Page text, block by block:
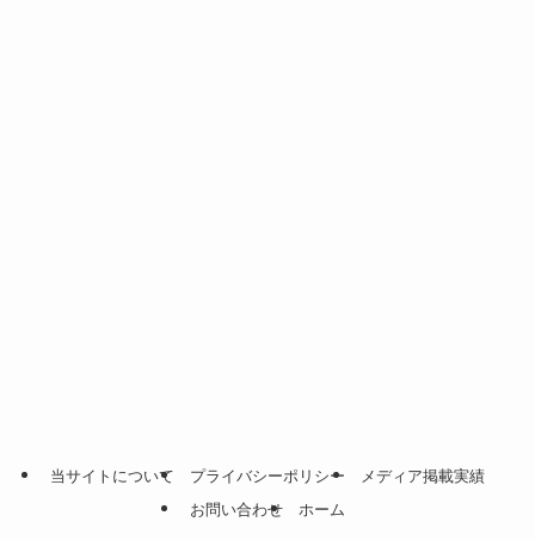
当サイトについて プライバシーポリシー
メディア掲載実績
お問い合わせ
ホーム